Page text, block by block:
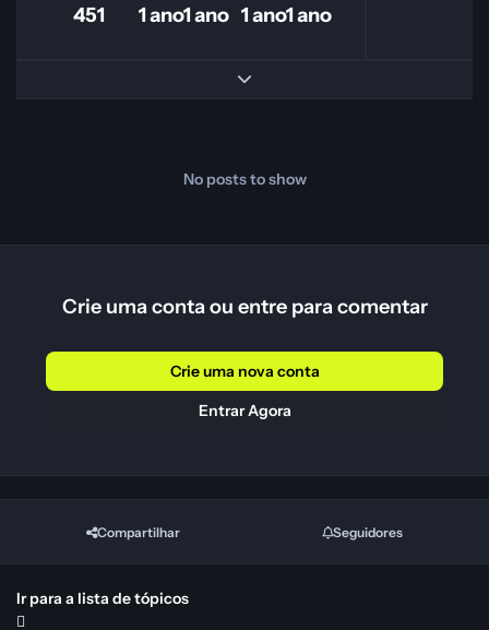
451 1 ano1 ano 1 ano1 ano
Expand topic overview
No posts to show
Crie uma conta ou entre para comentar
Crie uma nova conta
Entrar Agora
Compartilhar Seguidores
Ir para a lista de tópicos